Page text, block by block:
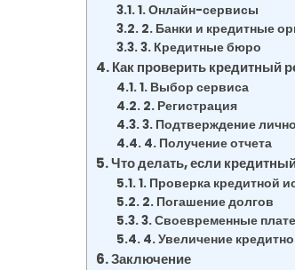
1. Онлайн-сервисы
2. Банки и кредитные
3. Кредитные бюро
Как проверить кредитный
1. Выбор сервиса
2. Регистрация
3. Подтверждение
4. Получение отчета
Что делать, если
1. Проверка кредитной
2. Погашение долгов
3. Своевременные
4. Увеличение
Заключение